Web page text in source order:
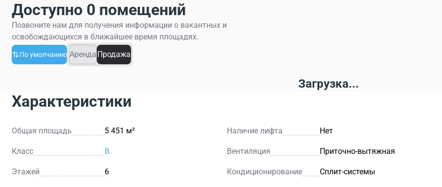
Доступно 0 помещений
Позвоните нам для получения информации о вакантных и
освобождающихся в ближайшее время площадях.
По умолчанию Аренда Продажа
Загрузка...
Характеристики
Общая площадь 5 451 м² Наличие лифта Нет
Класс B Вентиляция Приточно-вытяжная
Этажей 6 Кондиционирование Сплит-системы